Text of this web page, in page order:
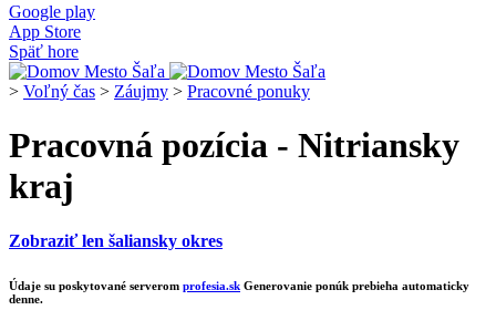
Google play
App Store
Späť hore
> Voľný čas > Záujmy > Pracovné ponuky
Pracovná pozícia - Nitriansky
kraj
Zobraziť len šaliansky okres
Údaje su poskytované serverom profesia.sk Generovanie ponúk prebieha automaticky
denne.